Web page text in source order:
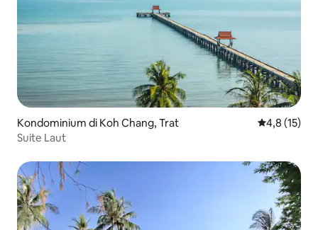
Kondominium di Koh Chang, Trat Nilai rata-
4,8 (15)
Suite Laut